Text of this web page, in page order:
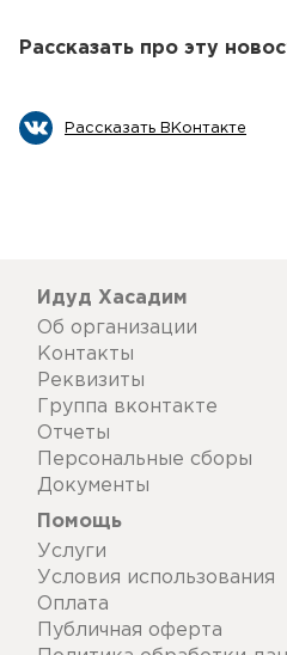
Рассказать про эту
Рассказать ВКонтакте
Идуд Хасадим
Об организации
Контакты
Реквизиты
Группа вконтакте
Отчеты
Персональные сборы
Документы
Помощь
Услуги
Условия использования
Оплата
Публичная оферта